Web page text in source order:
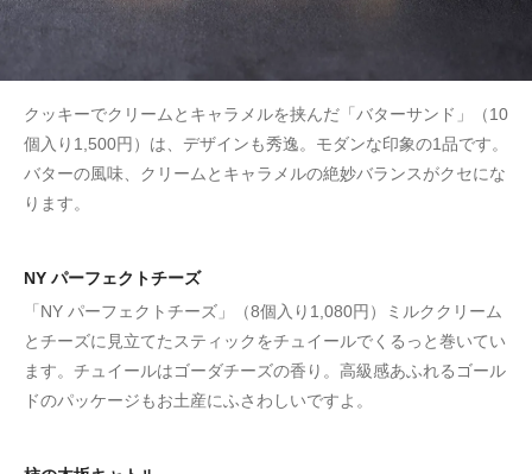
クッキーでクリームとキャラメルを挟んだ「バターサンド」（10
個入り1,500円）は、デザインも秀逸。モダンな印象の1品です。
バターの風味、クリームとキャラメルの絶妙バランスがクセにな
ります。
NY パーフェクトチーズ
「NY パーフェクトチーズ」（8個入り1,080円）ミルククリーム
とチーズに見立てたスティックをチュイールでくるっと巻いてい
ます。チュイールはゴーダチーズの香り。高級感あふれるゴール
ドのパッケージもお土産にふさわしいですよ。